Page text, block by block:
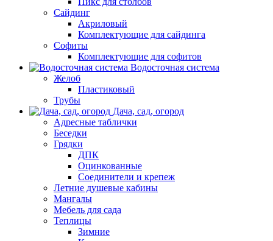
Сайдинг
Акриловый
Комплектующие для сайдинга
Софиты
Комплектующие для софитов
Водосточная система
Желоб
Пластиковый
Трубы
Дача, сад, огород
Адресные таблички
Беседки
Грядки
ДПК
Оцинкованные
Соединители и крепеж
Летние душевые кабины
Мангалы
Мебель для сада
Теплицы
Зимние